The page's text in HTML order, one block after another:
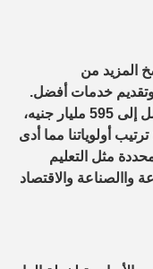
المزيد من
وتقديم خدمات أفضل.
حيث ارتفعت الاستثمارات بنسبة 70٪ لتصل إلى 595 مليار جنيه،
أولوياتنا مما أدى
مثل التعليم
واالصناعة والاقتصاد